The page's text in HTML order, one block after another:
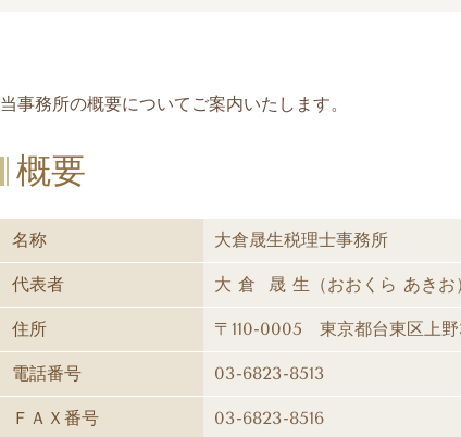
当事務所の概要についてご案内いたします。
概要
名称 大倉晟生税理士事務所
代表者 大 倉 晟 生（おおくら あきお
住所 〒110-0005 東京都台東区上野
電話番号 03-6823-8513
ＦＡＸ番号 03-6823-8516